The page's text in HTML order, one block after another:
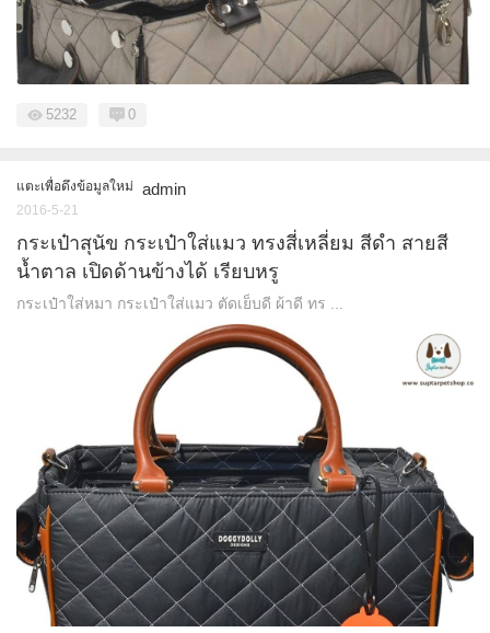
5232 0
แตะเพื่อดึงข้อมูลใหม่ admin
2016-5-21
กระเป๋าสุนัข กระเป๋าใส่แมว ทรงสี่เหลี่ยม สีดำ สายสี
น้ำตาล เปิดด้านข้างได้ เรียบหรู
กระเป๋าใส่หมา กระเป๋าใส่แมว ตัดเย็บดี ผ้าดี ทร ...